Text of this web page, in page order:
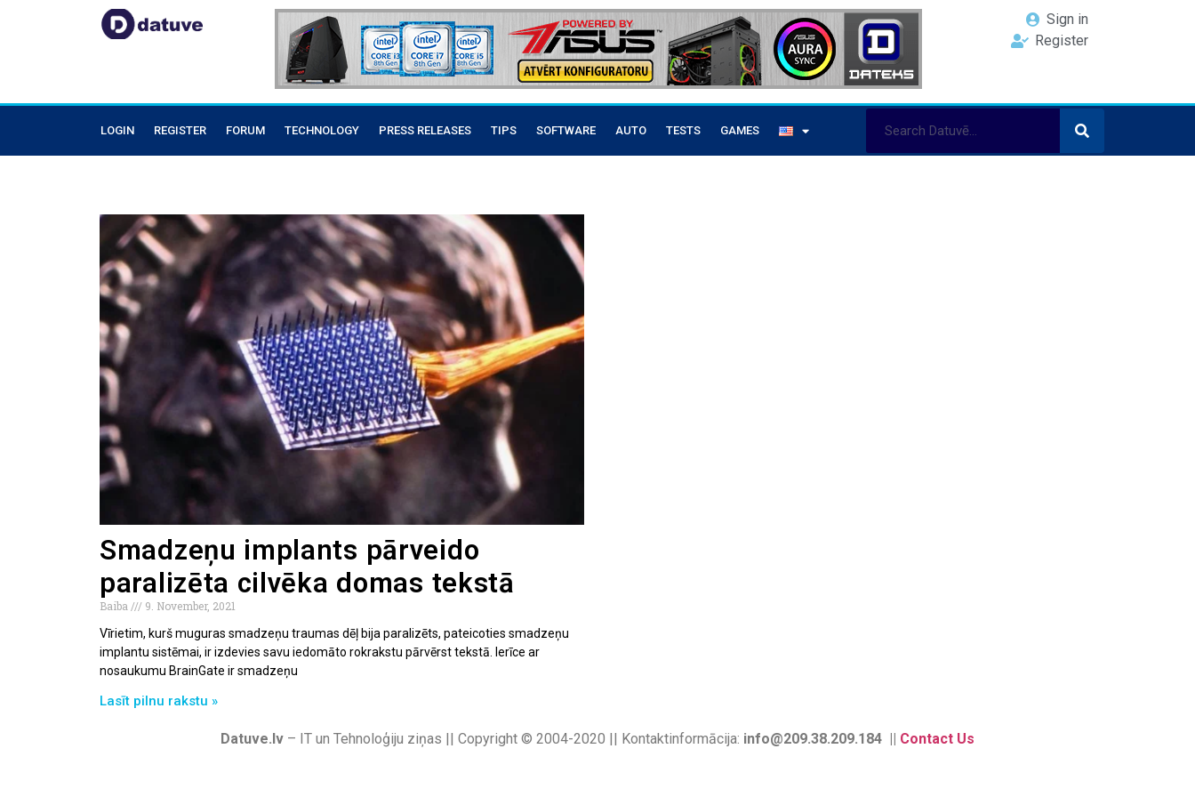
Sign in
Register
LOGIN REGISTER FORUM TECHNOLOGY PRESS RELEASES TIPS SOFTWARE AUTO TESTS GAMES
Smadzeņu implants pārveido
paralizēta cilvēka domas tekstā
Baiba
9. November, 2021
Vīrietim, kurš muguras smadzeņu traumas dēļ bija paralizēts, pateicoties smadzeņu
implantu sistēmai, ir izdevies savu iedomāto rokrakstu pārvērst tekstā. Ierīce ar
nosaukumu BrainGate ir smadzeņu
Lasīt pilnu rakstu »
Datuve.lv – IT un Tehnoloģiju ziņas || Copyright © 2004-2020 || Kontaktinformācija: info@209.38.209.184 || Contact Us